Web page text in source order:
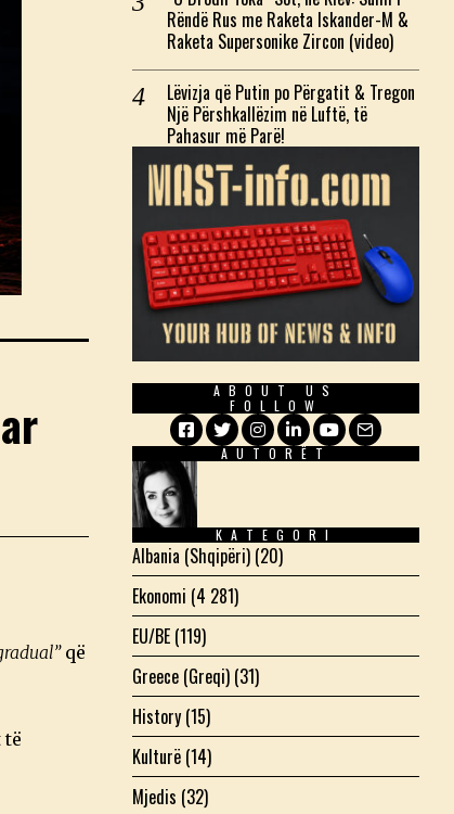
që
të
Rëndë Rus me Raketa Iskander-M &
Raketa Supersonike Zircon (video)
Lëvizja që Putin po Përgatit & Tregon
Një Përshkallëzim në Luftë, të
Pahasur më Parë!
ABOUT US
FOLLOW
Facebook
TwitterInstagram
LinkedIn
YouTube
Email
AUTORËT
KATEGORI
Albania (Shqipëri) (20)
Ekonomi (4 281)
EU/BE (119)
Greece (Greqi) (31)
History (15)
Kulturë (14)
Mjedis (32)